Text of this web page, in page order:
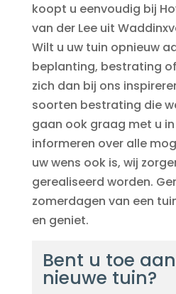
koopt u eenvoudig bij
van der Lee uit
Wilt u uw tuin opnieuw
beplanting, bestrating
zich dan bij ons
soorten bestrating die
gaan ook graag met u
informeren over alle
uw wens ook is, wij
gerealiseerd worden.
zomerdagen van een
en geniet.
Bent u toe
nieuwe tuin?